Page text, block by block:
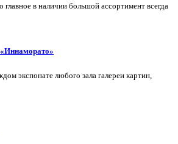
в наличии большой ассортимент всегда
экспонате любого зала галереи картин,